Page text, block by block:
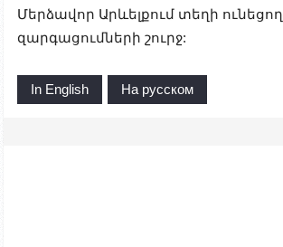
Մերձավոր Արևելքում տեղի ունեցող
զարգացումների շուրջ:
In English На русском